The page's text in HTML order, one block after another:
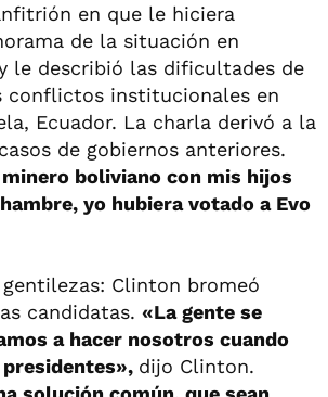
en que le hiciera
de la situación en
le describió las dificultades de
conflictos institucionales en
Ecuador. La charla derivó a la
de gobiernos anteriores.
boliviano con mis hijos
yo hubiera votado a Evo
Clinton bromeó
candidatas. «Lagente se
a hacer nosotros cuando
dijo Clinton.